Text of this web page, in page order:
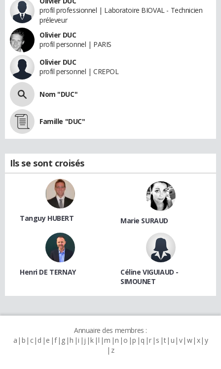
profil professionnel | Laboratoire BIOVAL - Technicien
préleveur
Olivier DUC
profil personnel | PARIS
Olivier DUC
profil personnel | CREPOL
Nom "DUC"
Famille "DUC"
Ils se sont croisés
Tanguy HUBERT Marie SURAUD
Henri DE TERNAY
Céline VIGUIAUD -
SIMOUNET
Annuaire des membres :
a b c d e f g h i j k l m n o p q r s t u v w x y
z